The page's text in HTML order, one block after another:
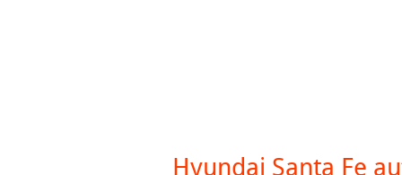
Hyundai Santa Fe